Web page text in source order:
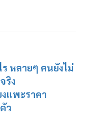
หลายๆ คนยังไม่
ริง
แพะราคา
ว